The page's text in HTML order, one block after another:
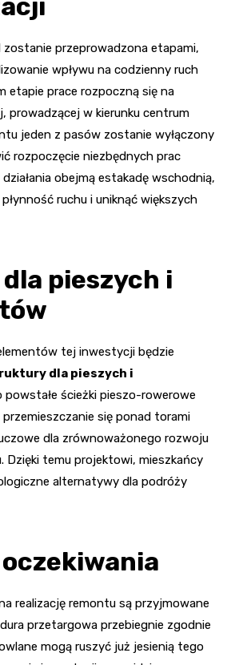
zostanie przeprowadzona etapami,
wpływu na codzienny ruch
etapie prace rozpoczną się na
prowadzącej w kierunku centrum
jeden z pasów zostanie wyłączony
rozpoczęcie niezbędnych prac
obejmą estakadę wschodnią,
ruchu i uniknąć większych
pieszych i
tej inwestycji będzie
dla pieszych i
powstałe ścieżki pieszo-rowerowe
się ponad torami
dla zrównoważonego rozwoju
Dzięki temu projektowi, mieszkańcy
alternatywy dla podróży
realizację remontu są przyjmowane
przetargowa przebiegnie zgodnie
mogą ruszyć już jesienią tego